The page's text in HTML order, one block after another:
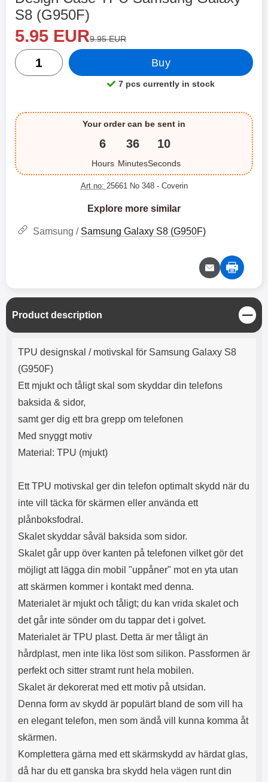
S8 (G950F)
new price
5.95 EURold price
9.95 EUR
quantity
Buy
Product availability:
7 pcs currently in stock
Your order can be sent in
6
Hours
36
Minutes
10
Seconds
Art no: 25661 No 348 - Coverin
Explore more similar
Samsung / Samsung Galaxy S8 (G950F)
Product description
C
l
o
Product description
TPU designskal / motivskal för Samsung Galaxy S8
(G950F)
Ett mjukt och tåligt skal som skyddar din telefons
baksida & sidor,
samt ger dig ett bra grepp om telefonen
Med snyggt motiv
Material: TPU (mjukt)
Ett TPU motivskal ger din telefon optimalt skydd när du
inte vill täcka för skärmen eller använda ett
plånboksfodral.
Skalet skyddar såväl baksida som sidor.
Skalet går upp över kanten på telefonen vilket gör det
möjligt att lägga din mobil "uppåner" mot en yta utan
att skärmen kommer i kontakt med denna.
Materialet är mjukt och tåligt; du kan vrida skalet och
det går inte sönder om du tappar det i golvet.
Materialet är TPU plast. Detta är mer tåligt än
hårdplast, men inte lika löst som silikon. Passformen är
perfekt och sitter stramt runt hela mobilen.
Skalet är dekorerat med ett motiv på utsidan.
Denna form av skydd är populärt bland de som vill ha
en elegant telefon, men som ändå vill kunna komma åt
skärmen.
Komplettera gärna med ett skärmskydd av härdat glas,
då har du ett ganska bra skydd hela vägen runt din